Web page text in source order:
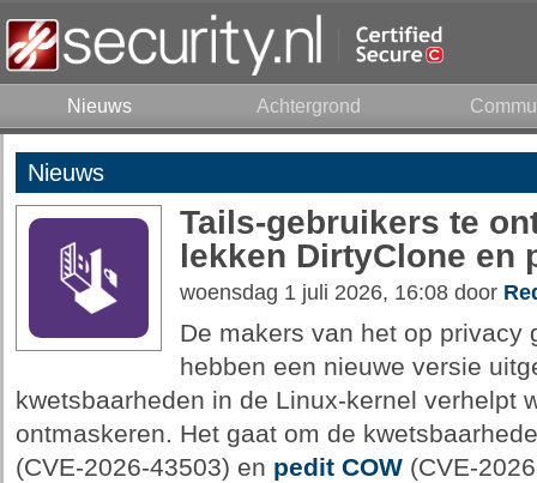
Nieuws Achtergrond
Nieuws
Tails-gebruikers te
lekken DirtyClone en
woensdag 1 juli 2026, 16:08 door
De makers van het op privacy
hebben een nieuwe versie
kwetsbaarheden in de Linux-kernel verhelpt
ontmaskeren. Het gaat om de
(CVE-2026-43503) en pedit COW(CVE-